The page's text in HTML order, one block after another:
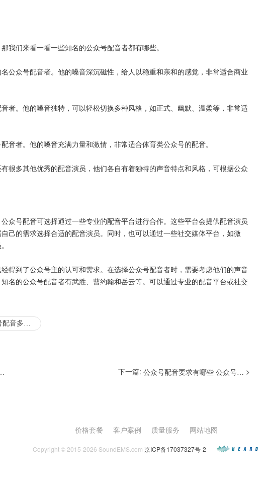
我们来看一看一些知名的公众号配音者都有哪些。
公众号配音者。他的嗓音深沉磁性，给人以稳重和亲和的感觉，非常适合商业
者。他的嗓音独特，可以轻松切换多种风格，如正式、幽默、温柔等，非常适
音者。他的嗓音充满力量和激情，非常适合体育类公众号的配音。
很多其他优秀的配音演员，他们各自有着独特的声音特点和风格，可根据公众
众号配音可选择通过一些专业的配音平台进行合作。这些平台会提供配音演员
己的需求选择合适的配音演员。同时，也可以通过一些社交媒体平台，如微
得到了公众号主的认可和需求。在选择公众号配音者时，需要考虑他们的声音
名的公众号配音者有武胜、曹约翰和岳云等。可以通过专业的配音平台或社交
公众号配音多少钱
类型主要有哪些 下一篇: 公众号配音要求有哪些 公众号配音需求如何 >
价格套餐 客户案例 质量服务 网站地图
Copyright © 2015-2026 SoundEMS.com 京ICP备17037327号-2